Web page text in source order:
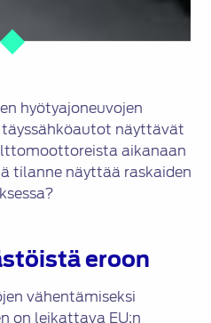
hyötyajoneuvojen
näyttävät
aikanaan
tilanne näyttää raskaiden
eroon
vähentämiseksi
on leikattava EU:n